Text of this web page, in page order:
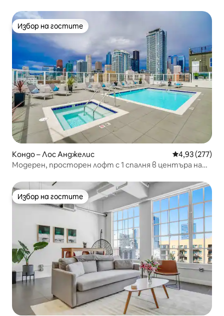
Избор на гостите
Избор на гостите
Кондо – Лос Анджелис Средна
4,93 (277)
Модерен, просторен лофт с 1 спалня в центъра на
Избор на гостите
Избор на гостите